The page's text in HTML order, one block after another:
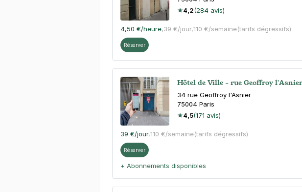
4,2(284 avis)
4,50 €/heure,39 €/jour,110 €/semaine(tarifs dégressifs)
Réserver
Hôtel de Ville - rue Geoffroy
34 rue Geoffroy l'Asnier
75004 Paris
4,5(171 avis)
39 €/jour,110 €/semaine(tarifs dégressifs)
Réserver
+ Abonnements disponibles